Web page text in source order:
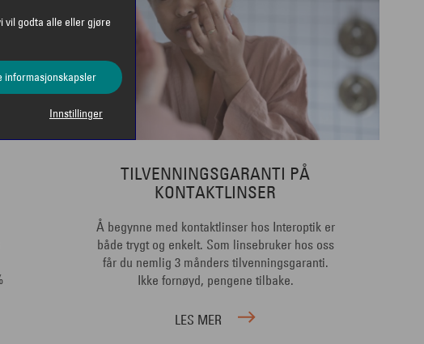
TILVENNINGSGARANTI PÅ
KONTAKTLINSER
Å begynne med kontaktlinser hos Interoptik er
både trygt og enkelt. Som linsebruker hos oss
får du nemlig 3 månders tilvenningsgaranti.
Ikke fornøyd, pengene tilbake.
LES MER
vil godta alle eller gjøre
informasjonskapsler
Innstillinger